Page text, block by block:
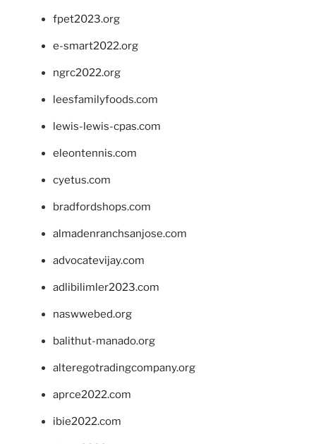
fpet2023.org
e-smart2022.org
ngrc2022.org
leesfamilyfoods.com
lewis-lewis-cpas.com
eleontennis.com
cyetus.com
bradfordshops.com
almadenranchsanjose.com
advocatevijay.com
adlibilimler2023.com
naswwebed.org
balithut-manado.org
alteregotradingcompany.org
aprce2022.com
ibie2022.com